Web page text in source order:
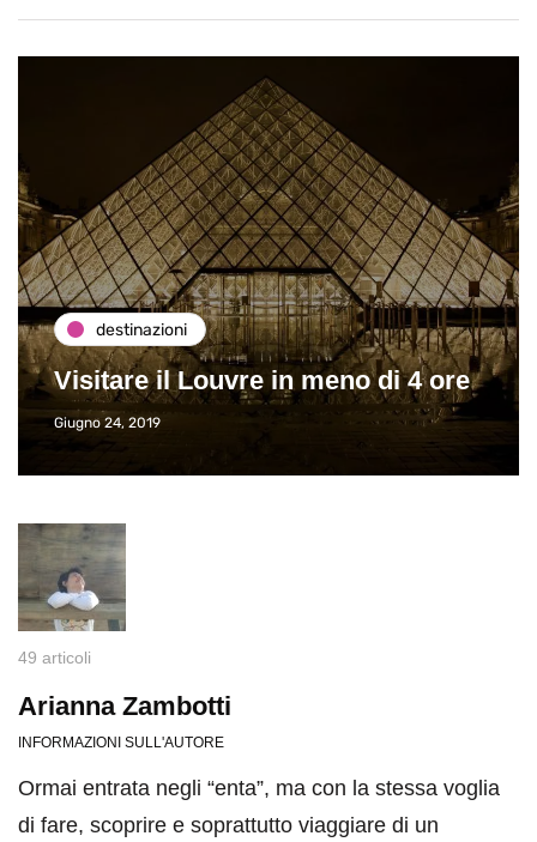
destinazioni
Visitare il Louvre in meno di 4 ore
Giugno 24, 2019
49 articoli
Arianna Zambotti
INFORMAZIONI SULL'AUTORE
Ormai entrata negli “enta”, ma con la stessa voglia
di fare, scoprire e soprattutto viaggiare di un